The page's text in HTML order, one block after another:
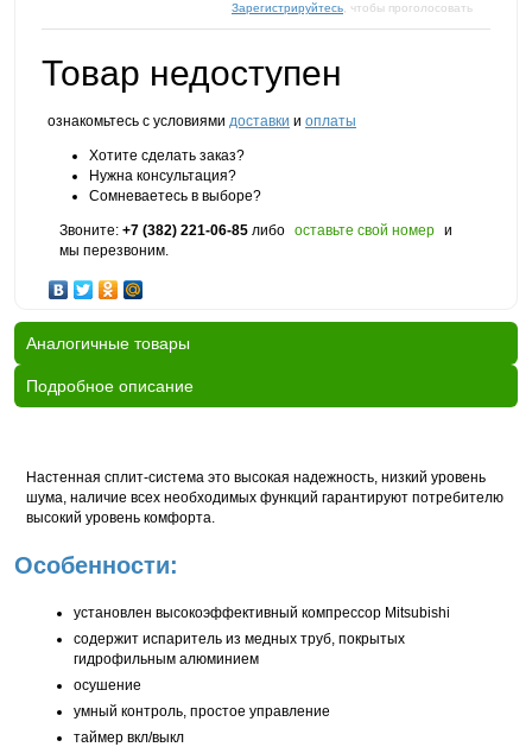
Зарегистрируйтесь , чтобы проголосовать
Товар недоступен
ознакомьтесь с условиями доставки и оплаты
Хотите сделать заказ?
Нужна консультация?
Сомневаетесь в выборе?
Звоните: +7 (382) 221-06-85 либо оставьте свой номер и
мы перезвоним.
Аналогичные товары
Подробное описание
Настенная сплит-система это высокая надежность, низкий уровень
шума, наличие всех необходимых функций гарантируют потребителю
высокий уровень комфорта.
Особенности:
установлен высокоэффективный компрессор Mitsubishi
содержит испаритель из медных труб, покрытых
гидрофильным алюминием
осушение
умный контроль, простое управление
таймер вкл/выкл